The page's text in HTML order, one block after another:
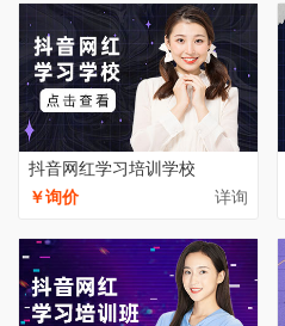
抖音网红学习培训学校
￥询价
详询